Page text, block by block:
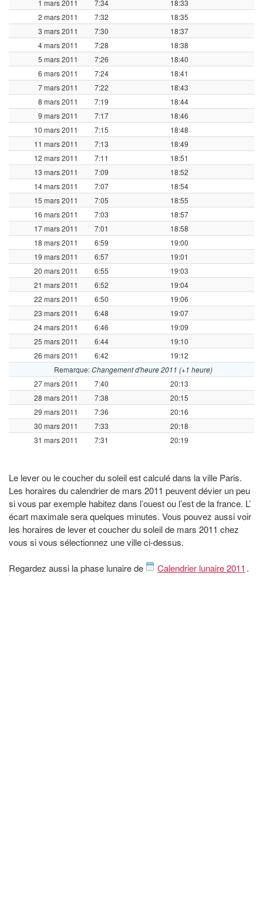
1 mars 2011 7:34
18:33
2 mars 2011
7:32
18:35
3 mars 2011
7:30
18:37
4 mars 2011
7:28
18:38
5 mars 2011
7:26
18:40
6 mars 2011
7:24
18:41
7 mars 2011
7:22
18:43
8 mars 2011
7:19
18:44
9 mars 2011
7:17
18:46
10 mars 2011
7:15
18:48
11 mars 2011
7:13
18:49
12 mars 2011
7:11
18:51
13 mars 2011
7:09
18:52
14 mars 2011
7:07
18:54
15 mars 2011
7:05
18:55
16 mars 2011
7:03
18:57
17 mars 2011
7:01
18:58
18 mars 2011
6:59
19:00
19 mars 2011
6:57
19:01
20 mars 2011
6:55
19:03
21 mars 2011
6:52
19:04
22 mars 2011
6:50
19:06
23 mars 2011
6:48
19:07
24 mars 2011
6:46
19:09
25 mars 2011
6:44
19:10
26 mars 2011
6:42
19:12
Remarque:Changement d'heure 2011 (+1 heure)
27 mars 2011
7:40
20:13
28 mars 2011
7:38
20:15
29 mars 2011
7:36
20:16
30 mars 2011
7:33
20:18
31 mars 2011
7:31 20:19
Le lever ou le coucher du soleil est calculé dans la ville Paris.
Les horaires du calendrier de mars 2011 peuvent dévier un peu
si vous par exemple habitez dans l’ouest ou l’est de la france. L’
écart maximale sera quelques minutes. Vous pouvez aussi voir
les horaires de lever et coucher du soleil de mars 2011 chez
vous si vous sélectionnez une ville ci-dessus.
Regardez aussi la phase lunaire de Calendrier lunaire 2011 .